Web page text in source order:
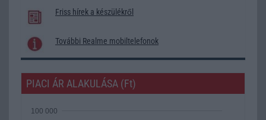
Friss hírek a készülékről
További Realme mobiltelefonok
PIACI ÁR ALAKULÁSA (Ft)
100 000